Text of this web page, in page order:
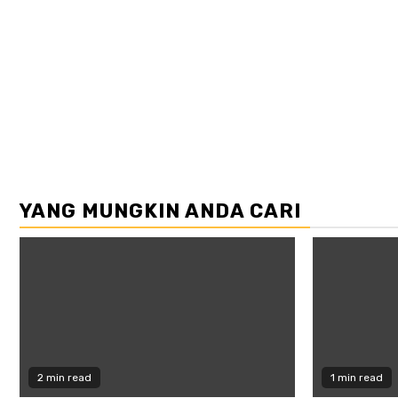
YANG MUNGKIN ANDA CARI
2 min read 1 min read